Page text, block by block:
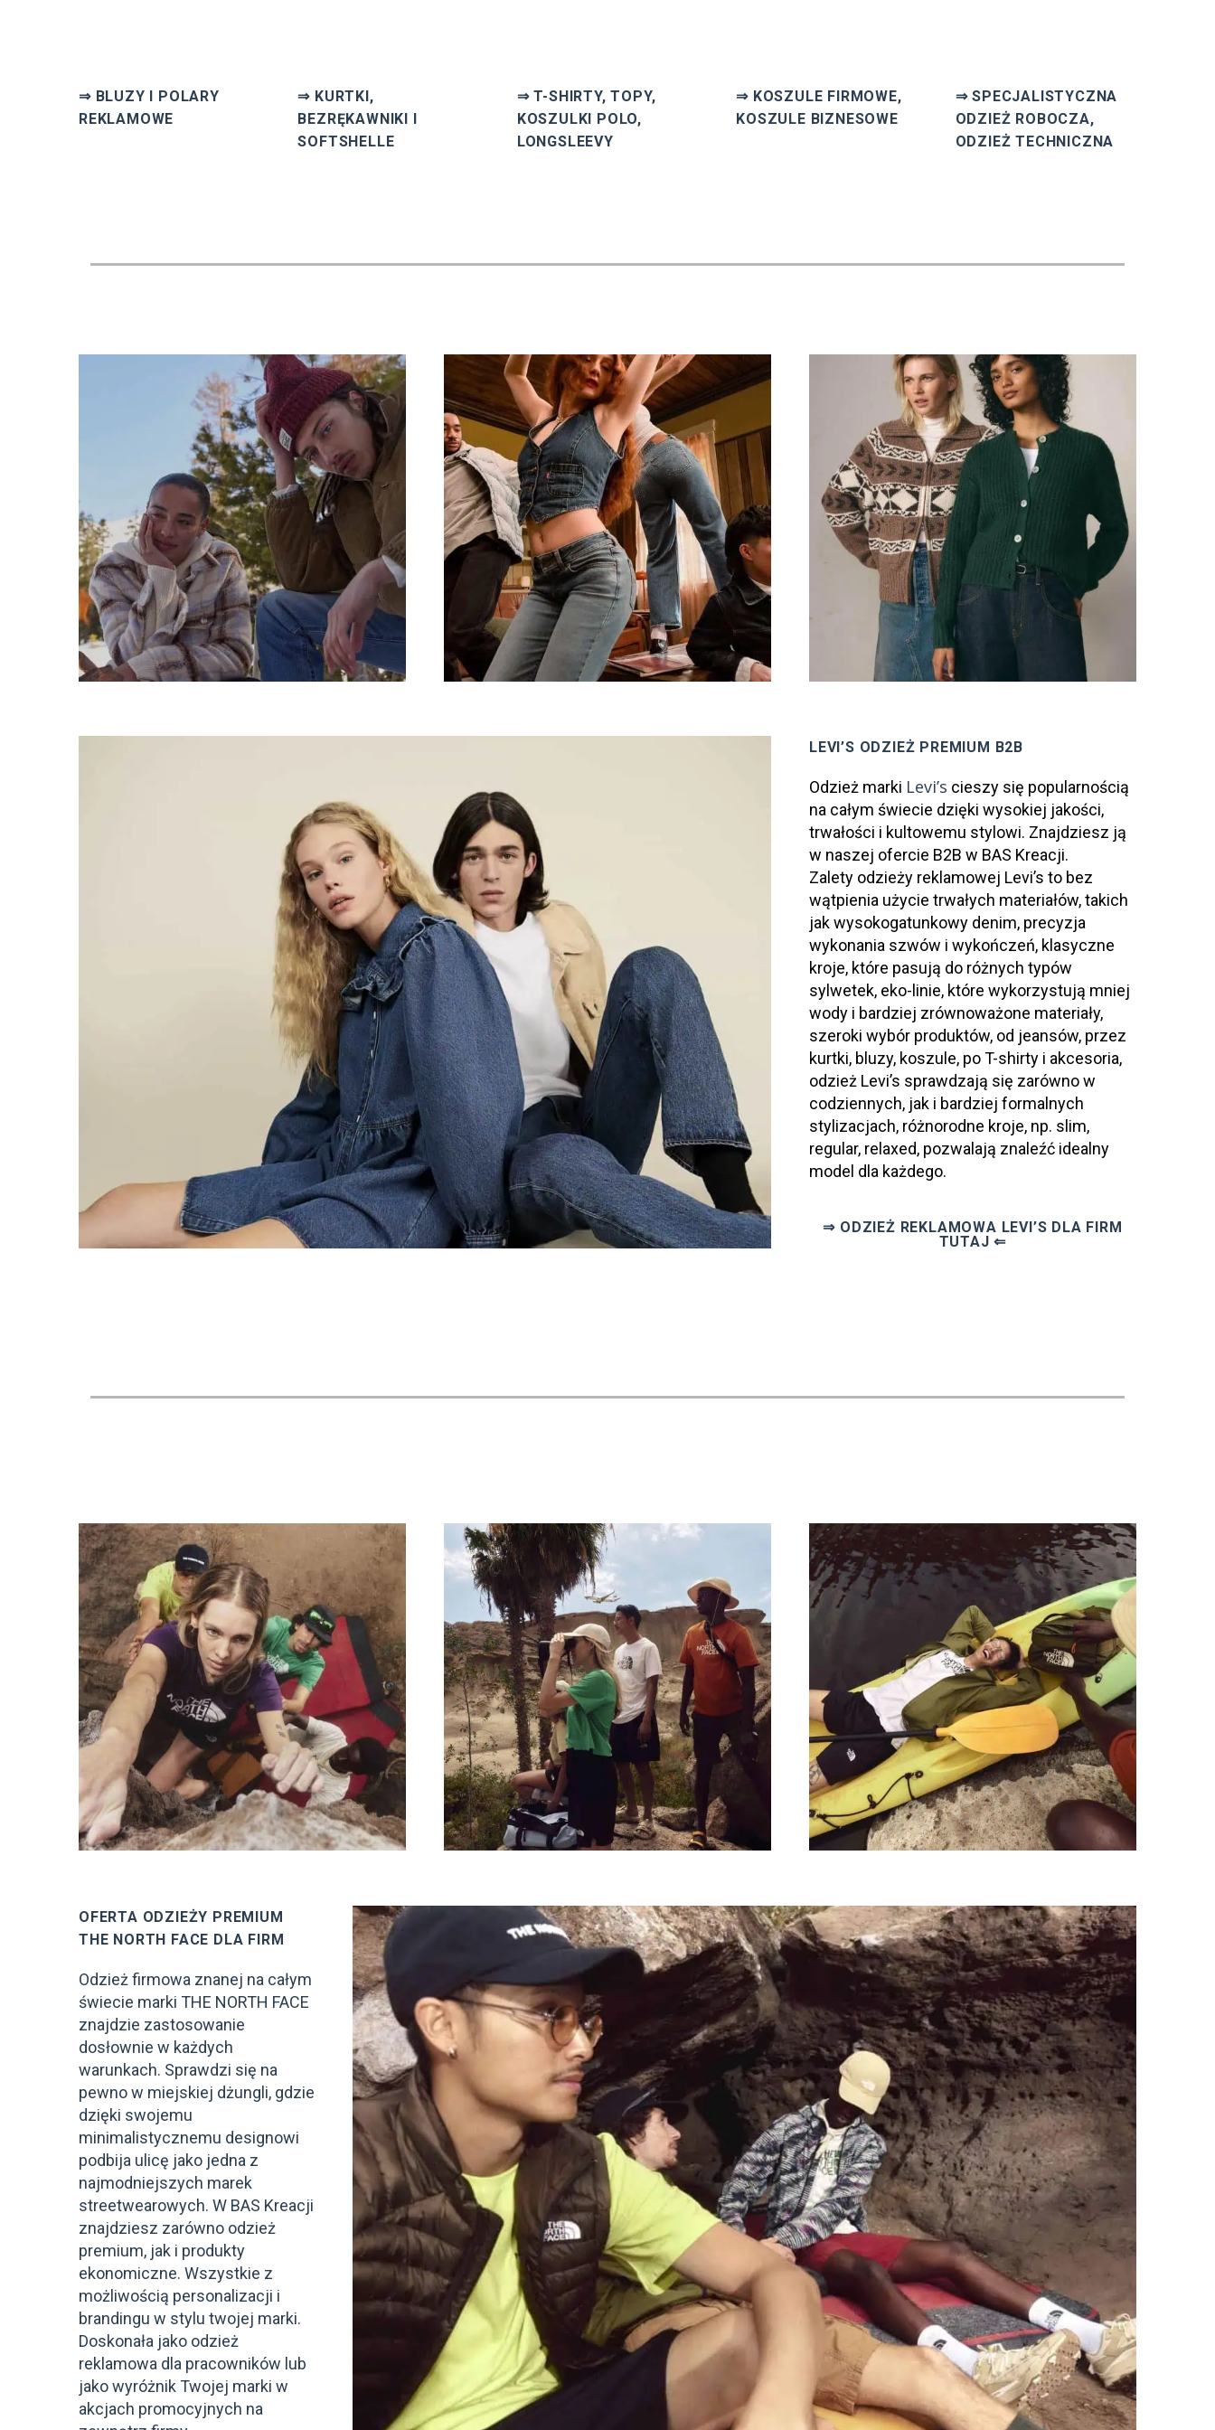
⇒ BLUZY I POLARY
REKLAMOWE
⇒ KURTKI,
BEZRĘKAWNIKI I
SOFTSHELLE
⇒ T-SHIRTY, TOPY,
KOSZULKI POLO,
LONGSLEEVY
⇒ KOSZULE FIRMOWE,
KOSZULE BIZNESOWE
⇒ SPECJALISTYCZNA
ODZIEŻ ROBOCZA,
ODZIEŻ TECHNICZNA
LEVI’S ODZIEŻ PREMIUM B2B
Odzież marki Levi’s cieszy się popularnością
na całym świecie dzięki wysokiej jakości,
trwałości i kultowemu stylowi. Znajdziesz ją
w naszej ofercie B2B w BAS Kreacji.
Zalety odzieży reklamowej Levi’s to bez
wątpienia użycie trwałych materiałów, takich
jak wysokogatunkowy denim, precyzja
wykonania szwów i wykończeń, klasyczne
kroje, które pasują do różnych typów
sylwetek, eko-linie, które wykorzystują mniej
wody i bardziej zrównoważone materiały,
szeroki wybór produktów, od jeansów, przez
kurtki, bluzy, koszule, po T-shirty i akcesoria,
odzież Levi’s sprawdzają się zarówno w
codziennych, jak i bardziej formalnych
stylizacjach, różnorodne kroje, np. slim,
regular, relaxed, pozwalają znaleźć idealny
model dla każdego.
⇒ ODZIEŻ REKLAMOWA LEVI’S DLA FIRM
TUTAJ ⇐
OFERTA ODZIEŻY PREMIUM
THE NORTH FACE DLA FIRM
Odzież firmowa znanej na całym
świecie marki THE NORTH FACE
znajdzie zastosowanie
dosłownie w każdych
warunkach. Sprawdzi się na
pewno w miejskiej dżungli, gdzie
dzięki swojemu
minimalistycznemu designowi
podbija ulicę jako jedna z
najmodniejszych marek
streetwearowych. W BAS Kreacji
znajdziesz zarówno odzież
premium, jak i produkty
ekonomiczne. Wszystkie z
możliwością personalizacji i
brandingu w stylu twojej marki.
Doskonała jako odzież
reklamowa dla pracowników lub
jako wyróżnik Twojej marki w
akcjach promocyjnych na